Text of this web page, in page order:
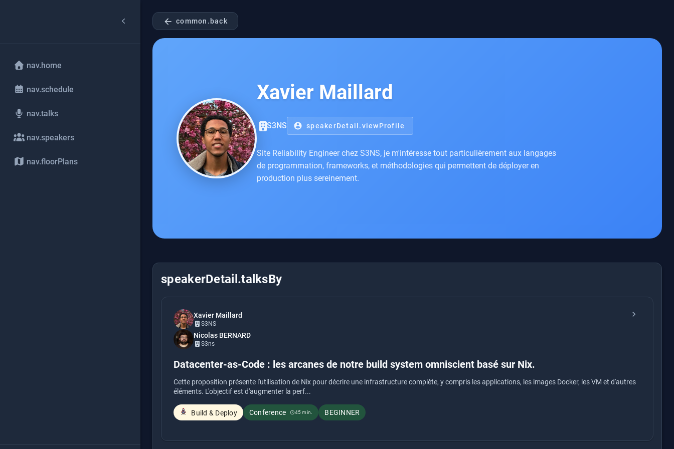
nav.home
nav.schedule
nav.talks
nav.speakers
nav.floorPlans
arrow_back common.back
Xavier Maillard
S3NS account_circle speakerDetail.viewProfile
Site Reliability Engineer chez S3NS, je m'intéresse tout particulièrement aux langages
de programmation, frameworks, et méthodologies qui permettent de déployer en
production plus sereinement.
speakerDetail.talksBy
Xavier Maillard
S3NS
Nicolas BERNARD
S3ns
chevron_right
Datacenter-as-Code : les arcanes de notre build system omniscient basé sur Nix.
Cette proposition présente l'utilisation de Nix pour décrire une infrastructure complète, y compris les applications, les images Docker, les VM et d'autres
éléments. L'objectif est d'augmenter la perf...
Build & Deploy Conference schedule45 min. BEGINNER